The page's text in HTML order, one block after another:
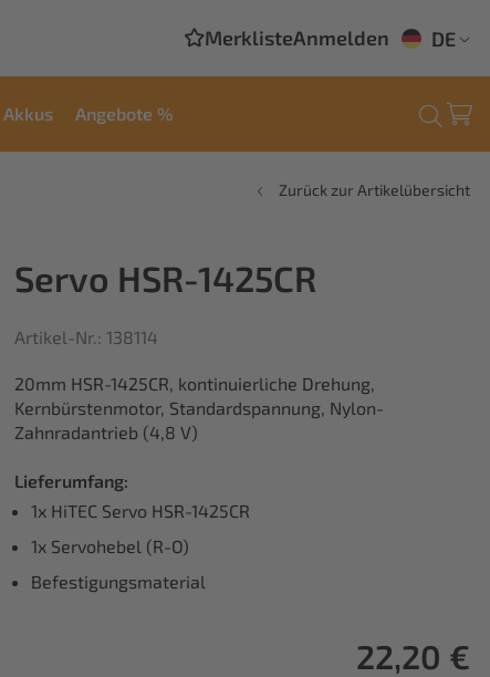
MerklisteAnmelden DE
Angebote %
Zurück zur Artikelübersicht
Servo HSR-1425CR
Artikel-Nr.: 138114
20mm HSR-1425CR, kontinuierliche Drehung,
Kernbürstenmotor, Standardspannung, Nylon-
Zahnradantrieb (4,8 V)
Lieferumfang:
1x HiTEC Servo HSR-1425CR
1x Servohebel (R-O)
Befestigungsmaterial
22,20 €